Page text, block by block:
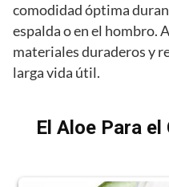
comodidad óptima
espalda o en el hombro.
materiales duraderos y
larga vida útil.
El Aloe Para el